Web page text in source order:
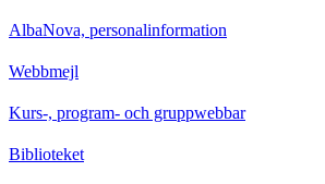
AlbaNova, personalinformation
Webbmejl
Kurs-, program- och gruppwebbar
Biblioteket